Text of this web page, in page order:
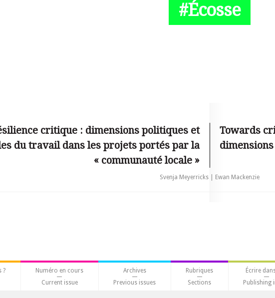
#Écosse
critique : dimensions politiques et
du travail dans les projets portés par la
« communauté locale »
Towards
Svenja Meyerricks | Ewan Mackenzie
?
Numéro en cours
Current issue
Archives
Previous issues
Rubriques
Sections
Écrire dans
Publishing